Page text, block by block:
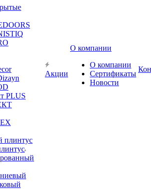
PLUS
Акции
О компании
О компании
Сертификаты
Новости